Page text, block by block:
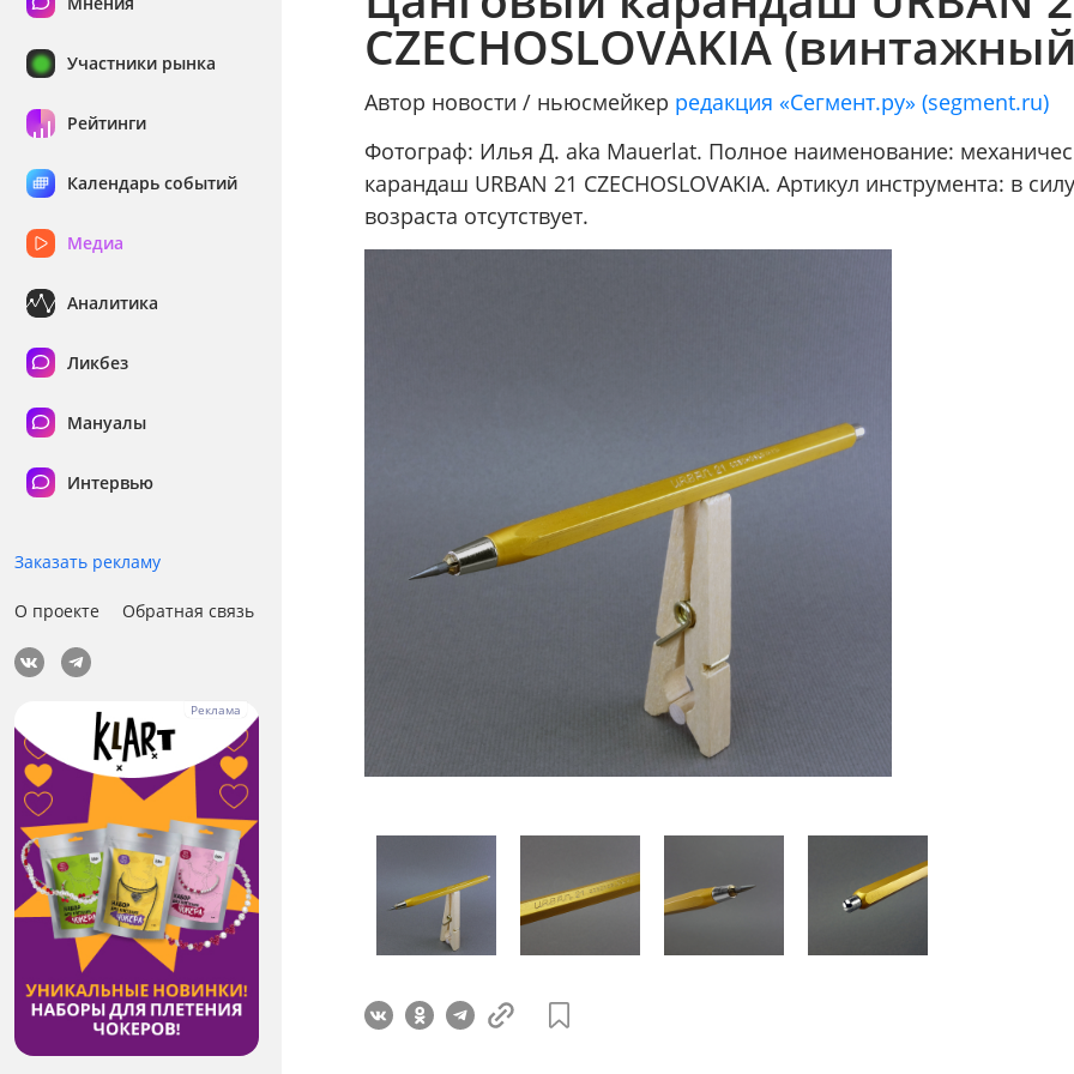
Участники рынка
Рейтинги
Календарь событий
Медиа
Аналитика
Ликбез
Мануалы
Интервью
Заказать рекламу
О проекте Обратная связь
CZECHOSLOVAKIA
Автор новости / ньюсмейкер редакция «Сегмент.ру» (segment.ru)
Фотограф: Илья Д. aka Mauerlat. Полное наименование:
карандаш URBAN 21 CZECHOSLOVAKIA. Артикул инструмента: в
возраста отсутствует.